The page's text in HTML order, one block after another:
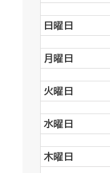
日曜日
月曜日
火曜日
水曜日
木曜日